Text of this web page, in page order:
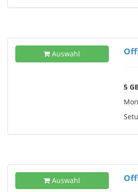
Auswahl
5
Auswahl